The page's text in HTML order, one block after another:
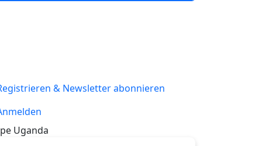
& Newsletter abonnieren
Uganda